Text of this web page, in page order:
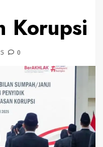
Korupsi
0